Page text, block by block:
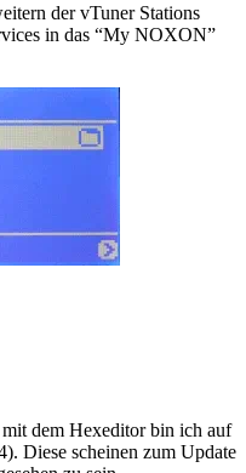
der vTuner Stations
in das “My NOXON”
mit dem Hexeditor bin ich auf
Diese scheinen zum Update